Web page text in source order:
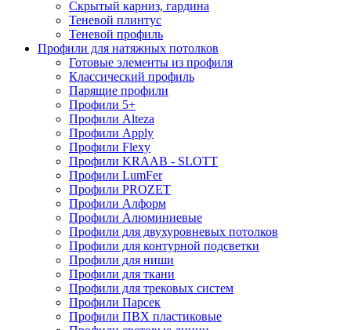
Скрытый карниз, гардина
Теневой плинтус
Теневой профиль
Профили для натяжных потолков
Готовые элементы из профиля
Классический профиль
Парящие профили
Профили 5+
Профили Alteza
Профили Apply
Профили Flexy
Профили KRAAB - SLOTT
Профили LumFer
Профили PROZET
Профили Алформ
Профили Алюминиевые
Профили для двухуровневых потолков
Профили для контурной подсветки
Профили для ниши
Профили для ткани
Профили для трековых систем
Профили Парсек
Профили ПВХ пластиковые